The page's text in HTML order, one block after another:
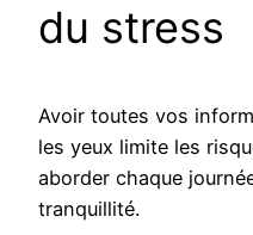
du stress
Avoir toutes vos
les yeux limite les
aborder chaque
tranquillité.